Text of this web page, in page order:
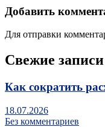
Добавить
Для отправки
Свежие записи
Как сократить
18.07.2026
Без комментариев